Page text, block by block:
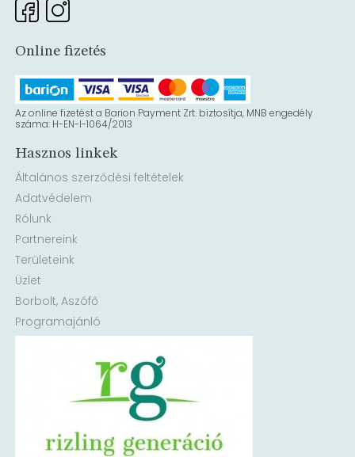
Online fizetés
Az online fizetést a Barion Payment Zrt. biztosítja, MNB engedély
száma: H-EN-I-1064/2013
Hasznos linkek
Általános szerződési feltételek
Adatvédelem
Rólunk
Partnereink
Területeink
Üzlet
Borbolt, Aszófő
Programajánló